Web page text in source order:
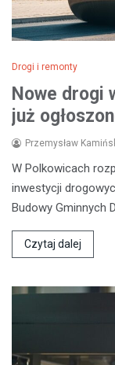
Drogi i remonty
Nowe drogi
już
Przemysław
W Polkowicach
inwestycji
Budowy Gminnych
Czytaj dalej